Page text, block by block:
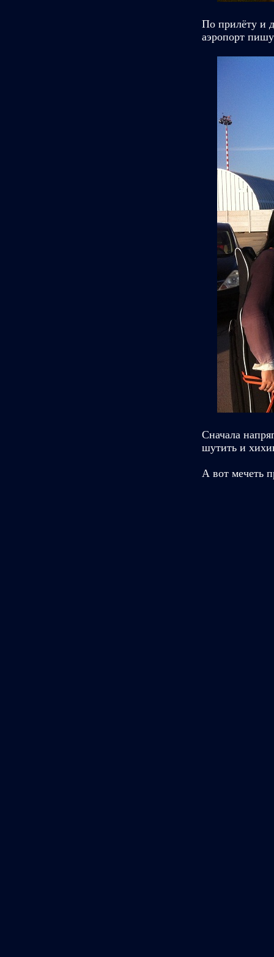
По прилёту и
аэропорт
Сначала
шутить и
А вот мечеть